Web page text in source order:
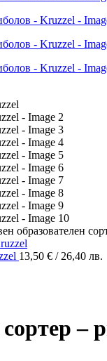
образователен
13,50 € / 26,40 лв.
–